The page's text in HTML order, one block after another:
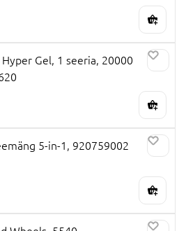
Gel, 1 seeria, 20000
5-in-1, 920759002